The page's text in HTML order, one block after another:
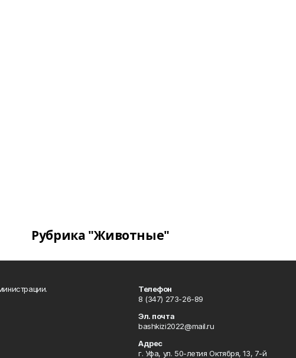
Рубрика "Животные"
Телефон
8 (347) 273-26-89
Эл. почта
bashkizi2022@mail.ru
Адрес
г. Уфа, ул. 50-летия Октября, 13, 7-й